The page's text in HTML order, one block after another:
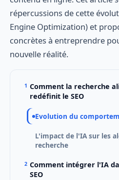
répercussions de cette
Engine Optimization) et
concrètes à entreprendre
nouvelle réalité.
Comment la recherche
redéfinit le SEO
Evolution du
L'impact de l'IA sur les
recherche
Comment intégrer l'IA
SEO